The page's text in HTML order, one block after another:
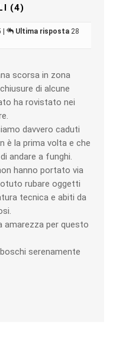
(4)
| Ultima risposta 28
scorsa in zona
di alcune
ha rovistato nei
davvero caduti
è la prima volta e che
andare a funghi.
hanno portato via
rubare oggetti
tecnica e abiti da
amarezza per questo
serenamente